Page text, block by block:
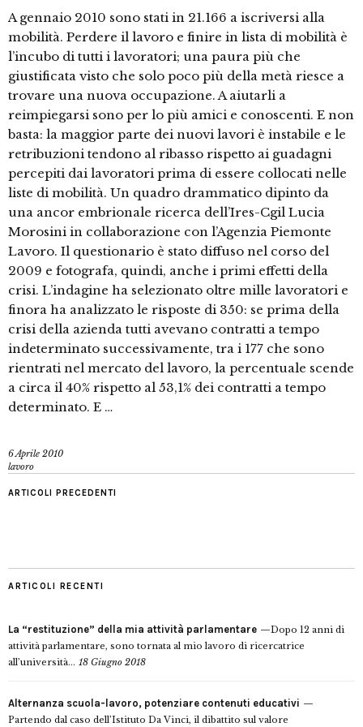
A gennaio 2010 sono stati in 21.166 a iscriversi alla
mobilità. Perdere il lavoro e finire in lista di mobilità è
l’incubo di tutti i lavoratori; una paura più che
giustificata visto che solo poco più della metà riesce a
trovare una nuova occupazione. A aiutarli a
reimpiegarsi sono per lo più amici e conoscenti. E non
basta: la maggior parte dei nuovi lavori è instabile e le
retribuzioni tendono al ribasso rispetto ai guadagni
percepiti dai lavoratori prima di essere collocati nelle
liste di mobilità. Un quadro drammatico dipinto da
una ancor embrionale ricerca dell’Ires-Cgil Lucia
Morosini in collaborazione con l’Agenzia Piemonte
Lavoro. Il questionario è stato diffuso nel corso del
2009 e fotografa, quindi, anche i primi effetti della
crisi. L’indagine ha selezionato oltre mille lavoratori e
finora ha analizzato le risposte di 350: se prima della
crisi della azienda tutti avevano contratti a tempo
indeterminato successivamente, tra i 177 che sono
rientrati nel mercato del lavoro, la percentuale scende
a circa il 40% rispetto al 53,1% dei contratti a tempo
determinato. E …
6 Aprile 2010
lavoro
ARTICOLI PRECEDENTI
ARTICOLI RECENTI
La “restituzione” della mia attività parlamentare
Dopo 12 anni di
attività parlamentare, sono tornata al mio lavoro di ricercatrice
all’università... 18 Giugno 2018
Alternanza scuola-lavoro, potenziare contenuti educativi
Partendo dal caso dell’Istituto Da Vinci, il dibattito sul valore